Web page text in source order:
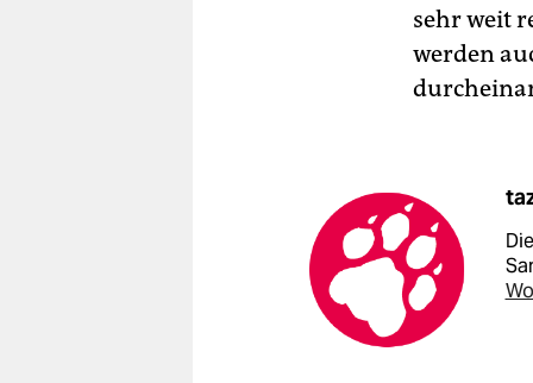
sehr weit
werden